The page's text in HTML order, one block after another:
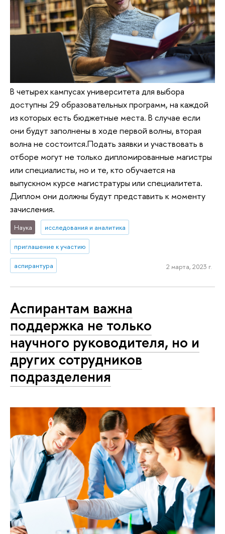
В четырех кампусах университета для выбора
доступны 29 образовательных программ, на каждой
из которых есть бюджетные места. В случае если
они будут заполнены в ходе первой волны, вторая
волна не состоится.Подать заявки и участвовать в
отборе могут не только дипломированные магистры
или специалисты, но и те, кто обучается на
выпускном курсе магистратуры или специалитета.
Диплом они должны будут представить к моменту
зачисления.
Наука исследования и аналитика
приглашение к участию
аспирантура 2 марта, 2023 г.
Аспирантам важна
поддержка не только
научного руководителя, но и
других сотрудников
подразделения